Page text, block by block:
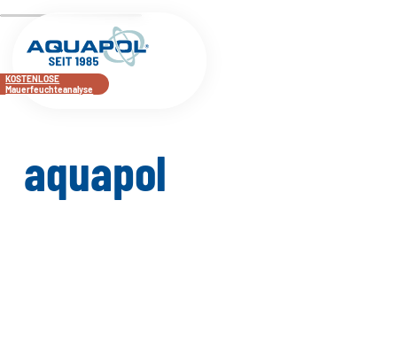
KOSTENLOSE
Mauerfeuchteanalyse
aquapol